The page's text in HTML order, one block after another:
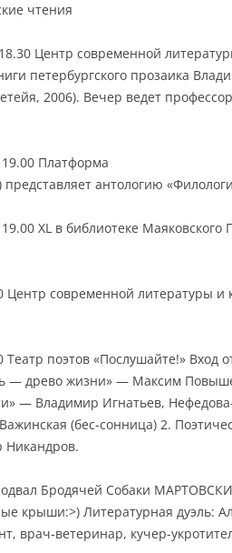
чтения
Центр современной
петербургского прозаика
2006). Вечер ведет
Платформа
представляет антологию
XL в библиотеке Маяковского
Центр современной литературы и
Театр поэтов «Послушайте!» Вход
— древо жизни» — Максим
— Владимир Игнатьев,
(бес-сонница) 2.
Никандров.
Бродячей Собаки
крыши:>) Литературная дуэль:
врач-ветеринар, кучер-